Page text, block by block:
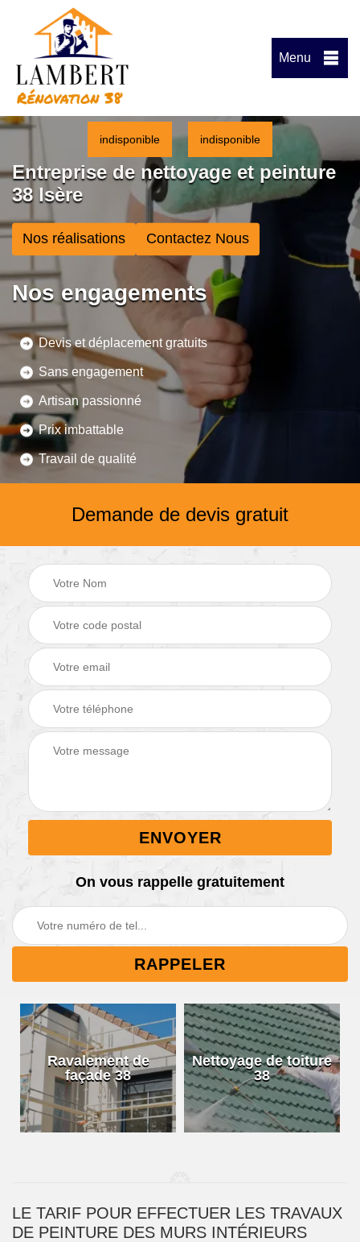
Menu
indisponible indisponible
Entreprise de nettoyage et peinture
38 Isère
Nos réalisations Contactez Nous
Nos engagements
Devis et déplacement gratuits
Sans engagement
Artisan passionné
Prix imbattable
Travail de qualité
Demande de devis gratuit
On vous rappelle gratuitement
Ravalement de
façade 38
Nettoyage de toiture
38
LE TARIF POUR EFFECTUER LES TRAVAUX
DE PEINTURE DES MURS INTÉRIEURS